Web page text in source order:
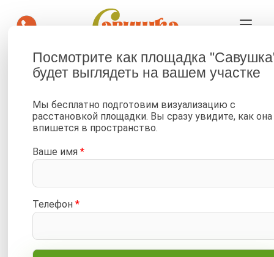
Главная — Каталог —
От 5-6 лет База для самоката Живые фото/видео
Отложить Сравнить
Посмотрите как площадка
будет выглядеть на вашем участке
Мы бесплатно подготовим визуализацию с
расстановкой площадки. Вы сразу увидите, как она
впишется в пространство.
Ваше имя *
Телефон *